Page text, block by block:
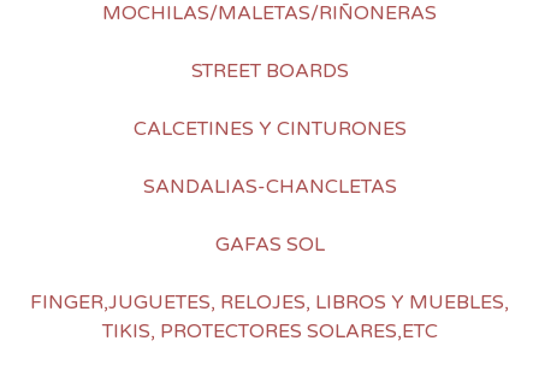
MOCHILAS/MALETAS/RIÑONERAS
STREET BOARDS
CALCETINES Y CINTURONES
SANDALIAS-CHANCLETAS
GAFAS SOL
FINGER,JUGUETES, RELOJES, LIBROS Y MUEBLES,
TIKIS, PROTECTORES SOLARES,ETC